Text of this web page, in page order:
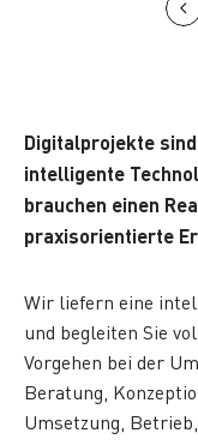
Digitalprojekte
intelligente
brauchen einen
praxisorientierte
Wir liefern eine
und begleiten Sie
Vorgehen bei der
Beratung,
Umsetzung,